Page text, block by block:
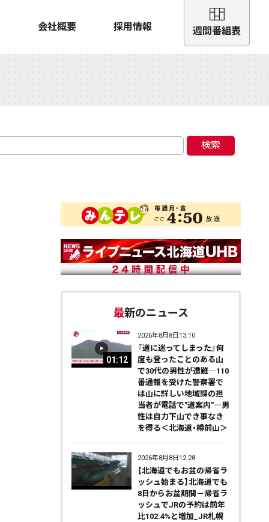
会社概要 採用情報 週間番組表
検索
最新のニュース
01:12
2026年8月8日13:10
『道に迷ってしまった』何
度も登ったことのある山
で30代の男性が遭難―110
番通報を受けた警察署で
は山に詳しい地域課の担
当者が電話で"道案内"―男
性は自力下山でき事なき
を得る＜北海道・樽前山＞
2026年8月8日12:28
【北海道でもお盆の帰省ラ
ッシュ始まる】北海道でも
8日からお盆期間－帰省ラ
ッシュでJRの予約は前年
比102.4%と増加_JR札幌